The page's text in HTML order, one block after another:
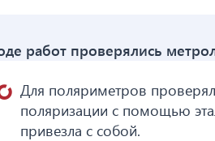
работ проверялись
Для поляриметров
поляризации с помощью
привезла с собой.